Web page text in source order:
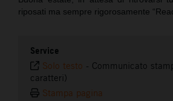
riposati ma sempre rigorosamente
Service
Solo testo - Communicato
caratteri)
Stampa pagina